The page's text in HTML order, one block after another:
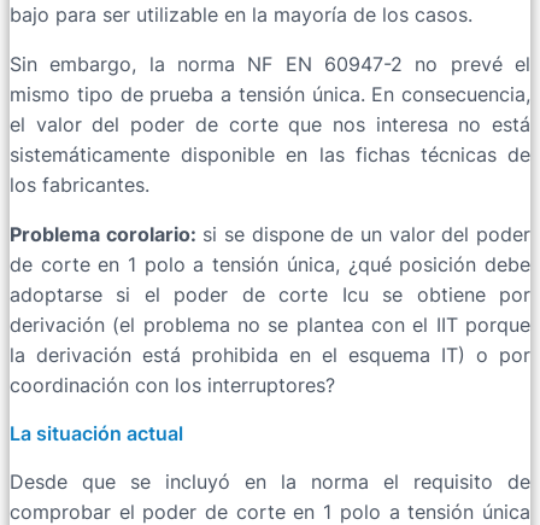
bajo para ser utilizable en la mayoría de los casos.
Sin embargo, la norma NF EN 60947-2 no prevé el
mismo tipo de prueba a tensión única. En consecuencia,
el valor del poder de corte que nos interesa no está
sistemáticamente disponible en las fichas técnicas de
los fabricantes.
Problema corolario: si se dispone de un valor del poder
de corte en 1 polo a tensión única, ¿qué posición debe
adoptarse si el poder de corte Icu se obtiene por
derivación (el problema no se plantea con el IIT porque
la derivación está prohibida en el esquema IT) o por
coordinación con los interruptores?
La situación actual
Desde que se incluyó en la norma el requisito de
comprobar el poder de corte en 1 polo a tensión única